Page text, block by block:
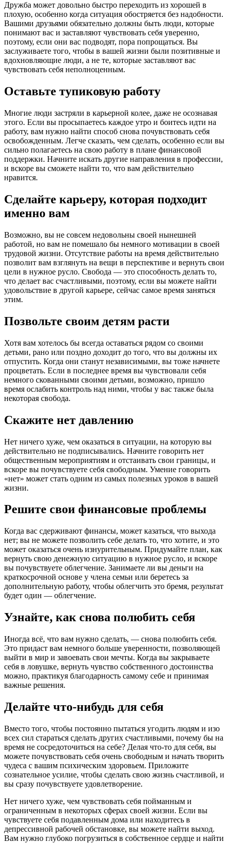
Дружба может довольно быстро переходить из хорошей в
плохую, особенно когда ситуация обостряется без надобности.
Вашими друзьями обязательно должны быть люди, которые
понимают вас и заставляют чувствовать себя уверенно,
поэтому, если они вас подводят, пора попрощаться. Вы
заслуживаете того, чтобы в вашей жизни были позитивные и
вдохновляющие люди, а не те, которые заставляют вас
чувствовать себя неполноценным.
Оставьте тупиковую работу
Многие люди застряли в карьерной колее, даже не осознавая
этого. Если вы просыпаетесь каждое утро и боитесь идти на
работу, вам нужно найти способ снова почувствовать себя
освобожденным. Легче сказать, чем сделать, особенно если вы
сильно полагаетесь на свою работу в плане финансовой
поддержки. Начните искать другие направления в профессии,
и вскоре вы сможете найти то, что вам действительно
нравится.
Сделайте карьеру, которая подходит
именно вам
Возможно, вы не совсем недовольны своей нынешней
работой, но вам не помешало бы немного мотивации в своей
трудовой жизни. Отсутствие работы на время действительно
позволит вам взглянуть на вещи в перспективе и вернуть свои
цели в нужное русло. Свобода — это способность делать то,
что делает вас счастливыми, поэтому, если вы можете найти
удовольствие в другой карьере, сейчас самое время заняться
этим.
Позвольте своим детям расти
Хотя вам хотелось бы всегда оставаться рядом со своими
детьми, рано или поздно доходит до того, что вы должны их
отпустить. Когда они станут независимыми, вы тоже начнете
процветать. Если в последнее время вы чувствовали себя
немного скованными своими детьми, возможно, пришло
время ослабить контроль над ними, чтобы у вас также была
некоторая свобода.
Скажите нет давлению
Нет ничего хуже, чем оказаться в ситуации, на которую вы
действительно не подписывались. Начните говорить нет
общественным мероприятиям и отстаивать свои границы, и
вскоре вы почувствуете себя свободным. Умение говорить
«нет» может стать одним из самых полезных уроков в вашей
жизни.
Решите свои финансовые проблемы
Когда вас сдерживают финансы, может казаться, что выхода
нет; вы не можете позволить себе делать то, что хотите, и это
может оказаться очень изнурительным. Придумайте план, как
вернуть свою денежную ситуацию в нужное русло, и вскоре
вы почувствуете облегчение. Занимаете ли вы деньги на
краткосрочной основе у члена семьи или беретесь за
дополнительную работу, чтобы облегчить это бремя, результат
будет один — облегчение.
Узнайте, как снова полюбить себя
Иногда всё, что вам нужно сделать, — снова полюбить себя.
Это придаст вам немного больше уверенности, позволяющей
выйти в мир и завоевать свои мечты. Когда вы закрываете
себя в ловушке, вернуть чувство собственного достоинства
можно, практикуя благодарность самому себе и принимая
важные решения.
Делайте что-нибудь для себя
Вместо того, чтобы постоянно пытаться угодить людям и изо
всех сил стараться сделать других счастливыми, почему бы на
время не сосредоточиться на себе? Делая что-то для себя, вы
можете почувствовать себя очень свободным и начать творить
чудеса с вашим психическим здоровьем. Приложите
сознательное усилие, чтобы сделать свою жизнь счастливой, и
вы сразу почувствуете удовлетворение.
Нет ничего хуже, чем чувствовать себя пойманным и
ограниченным в некоторых сферах своей жизни. Если вы
чувствуете себя подавленным дома или находитесь в
депрессивной рабочей обстановке, вы можете найти выход.
Вам нужно глубоко погрузиться в собственное сердце и найти